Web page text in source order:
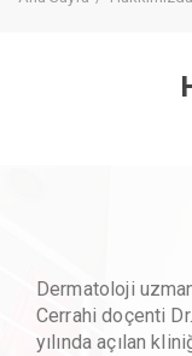
Dermatoloji
Cerrahi doçenti
yılında açılan